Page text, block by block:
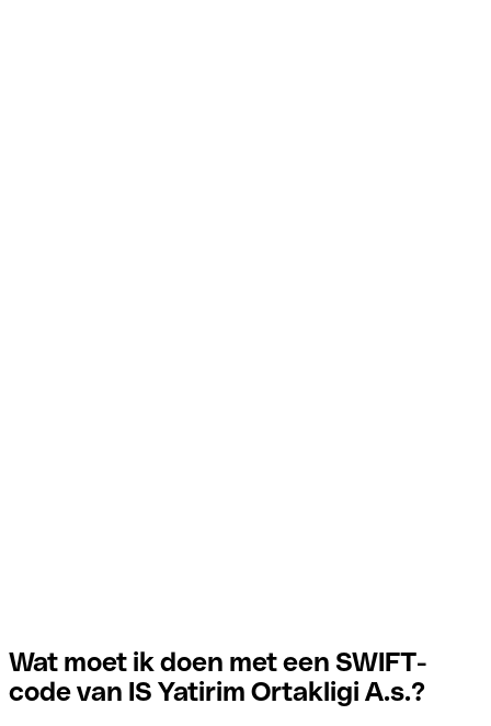
Wat moet ik doen met een SWIFT-
code van IS Yatirim Ortakligi A.s.?